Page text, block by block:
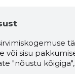
või sisu
"nõustu